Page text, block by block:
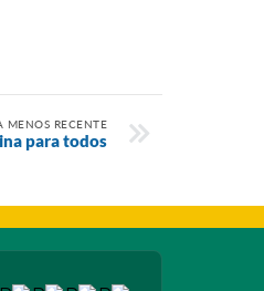
MENOS RECENTE
para todos